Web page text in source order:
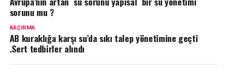
sorunu mu ?
KAÇIRMA
AB kuraklığa karşı su’da sıkı talep yönetimine geçti
.Sert tedbirler alındı